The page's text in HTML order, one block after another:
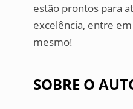
estão prontos para
excelência, entre
mesmo!
SOBRE O